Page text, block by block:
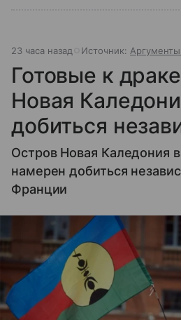
23 часа назад Источник:
Готовые к
Новая
добиться
Остров Новая Каледония
намерен добиться
Франции